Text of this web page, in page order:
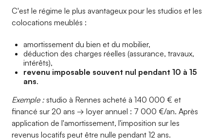
C'est le régime le plus avantageux pour les studios et les
colocations meublés :
amortissement du bien et du mobilier,
déduction des charges réelles (assurance, travaux,
intérêts),
revenu imposable souvent nul pendant 10 à 15
ans.
Exemple : studio à Rennes acheté à 140 000 € et
financé sur 20 ans → loyer annuel : 7 000 €/an. Après
application de l'amortissement, l'imposition sur les
revenus locatifs peut être nulle pendant 12 ans.